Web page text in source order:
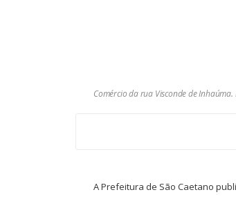
Comércio da rua Visconde de Inhaúma.
A Prefeitura de São Caetano